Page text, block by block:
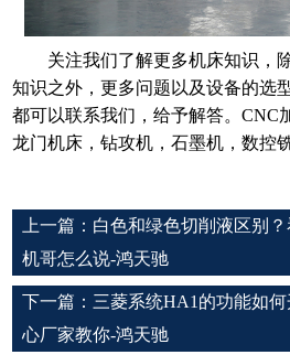
关注我们了解更多机床知识，
知识之外，更多问题以及设备的选
都可以联系我们，给予解答。CNC
龙门机床，钻攻机，石墨机，数控
上一篇： 白色和绿色切削液区别
机哥怎么说-鸿天驰
下一篇： 三菱系统HA1的功能如
心厂家教你-鸿天驰